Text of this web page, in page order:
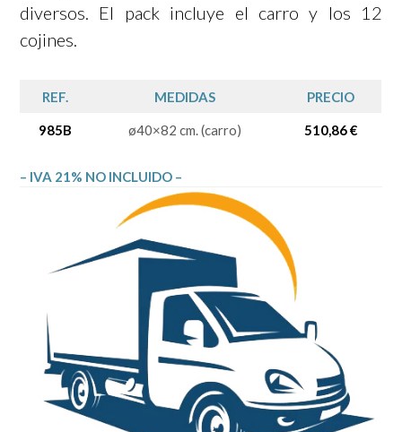
diversos. El pack incluye el carro y los 12
cojines.
REF. MEDIDAS PRECIO
985B ø40×82 cm. (carro) 510,86 €
– IVA 21% NO INCLUIDO –